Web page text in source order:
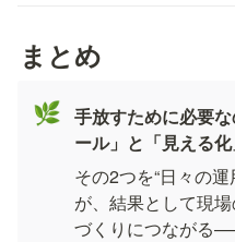
まとめ
🌿 手放すために必要
ール」と「見える化
その2つを“日々の
が、結果として現
づくりにつながる